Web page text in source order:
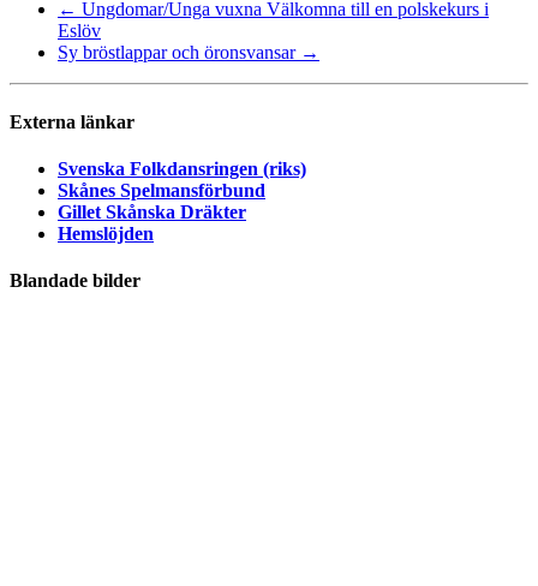
← Ungdomar/Unga vuxna Välkomna till en polskekurs i
Eslöv
Sy bröstlappar och öronsvansar →
Externa länkar
Svenska Folkdansringen (riks)
Skånes Spelmansförbund
Gillet Skånska Dräkter
Hemslöjden
Blandade bilder